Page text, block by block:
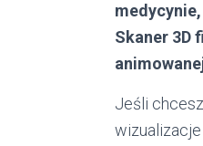
Skaner 3D
Jeśli